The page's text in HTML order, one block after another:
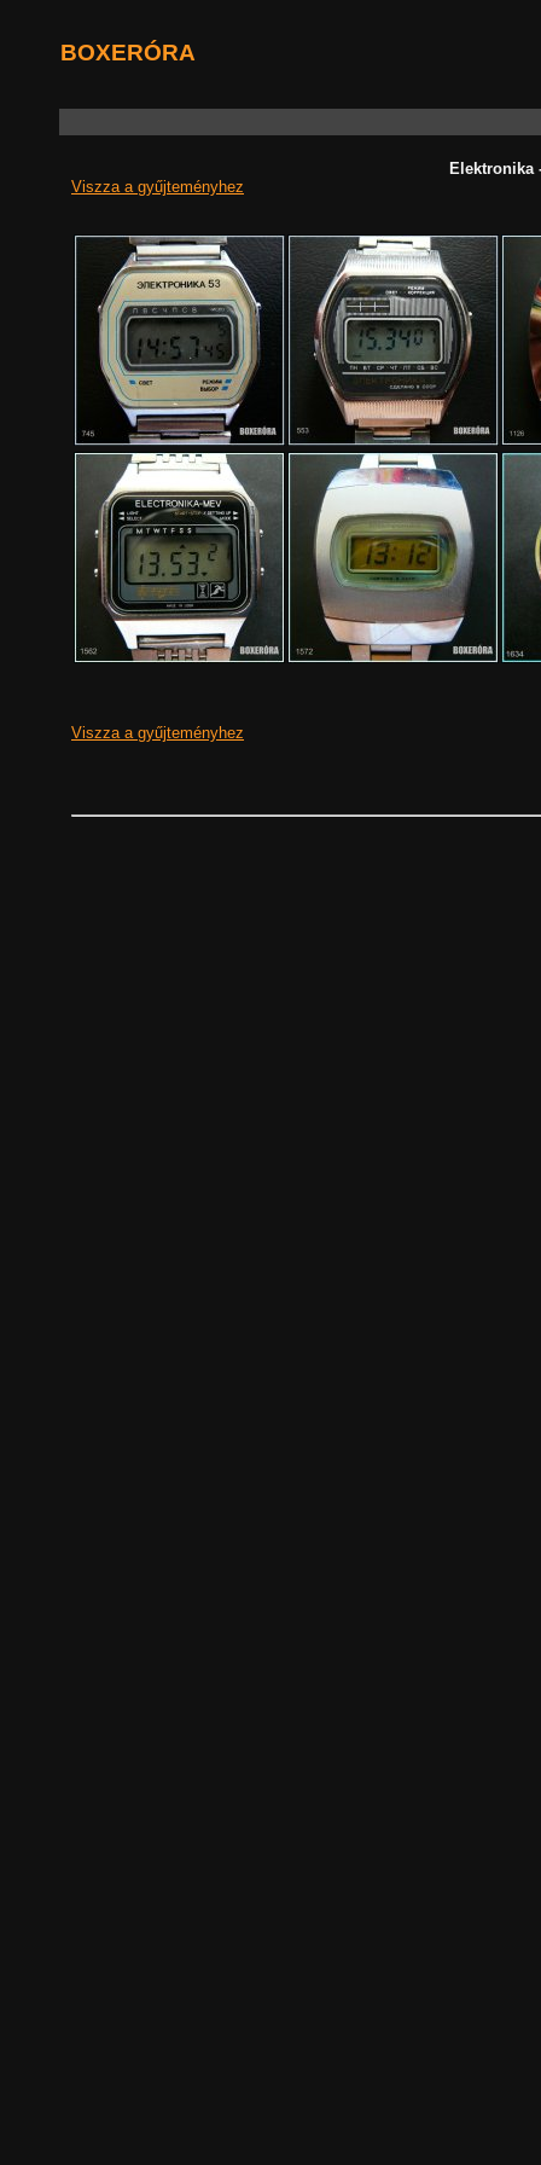
BOXERÓRA
Elektronika
Viszza a gyűjteményhez
Viszza a gyűjteményhez